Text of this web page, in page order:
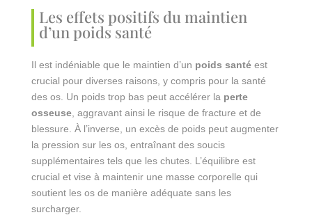
Les effets positifs du maintien
d’un poids santé
Il est indéniable que le maintien d’un poids santéest
crucial pour diverses raisons, y compris pour la santé
des os. Un poids trop bas peut accélérer la perte
osseuse, aggravant ainsi le risque de fracture et de
blessure. À l’inverse, un excès de poids peut augmenter
la pression sur les os, entraînant des soucis
supplémentaires tels que les chutes. L’équilibre est
crucial et vise à maintenir une masse corporelle qui
soutient les os de manière adéquate sans les
surcharger.